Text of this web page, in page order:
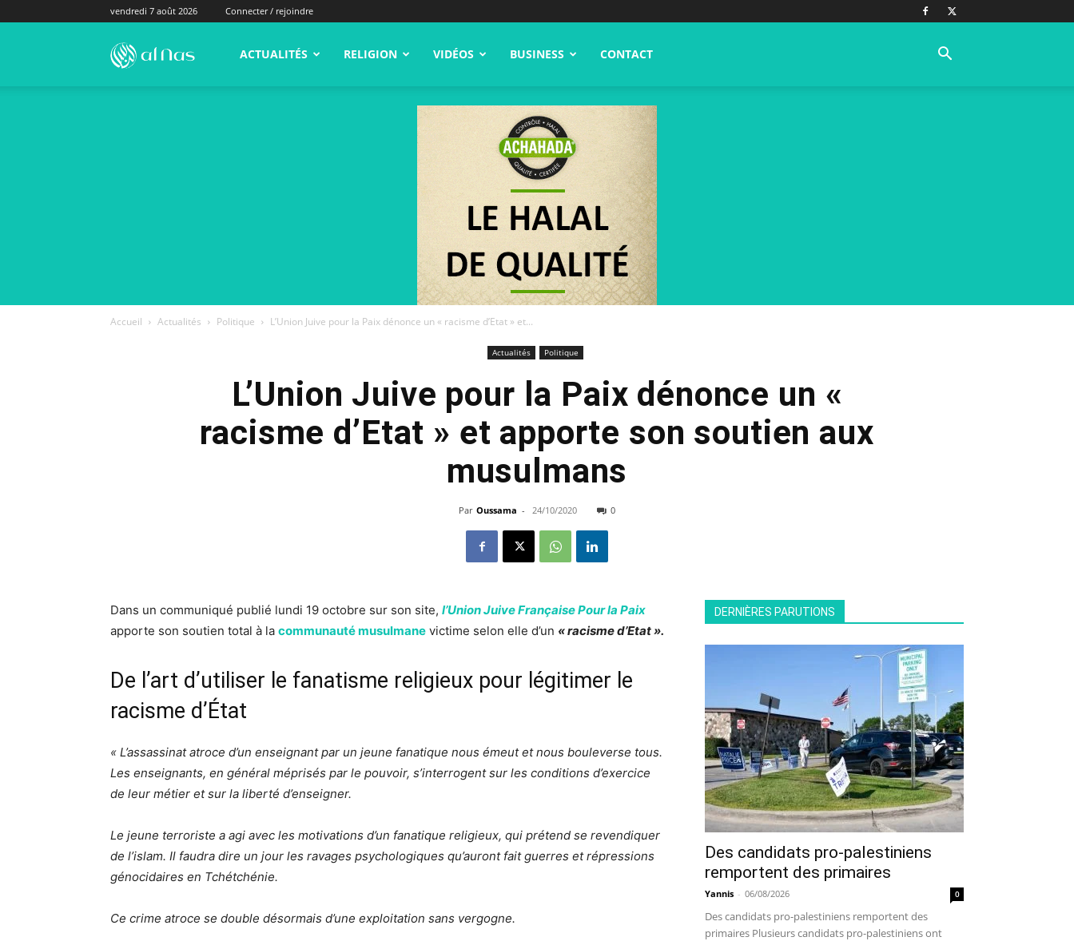
vendredi 7 août 2026 Connecter / rejoindre
alNas.fr ACTUALITÉS RELIGION VIDÉOS BUSINESS CONTACT
Accueil Actualités Politique L’Union Juive pour la Paix dénonce un « racisme d’Etat » et...
Actualités Politique
L’Union Juive pour la Paix dénonce un «
racisme d’Etat » et apporte son soutien aux
musulmans
Par Oussama - 24/10/2020 0
Dans un communiqué publié lundi 19 octobre sur son site, l’Union Juive Française Pour la Paix
apporte son soutien total à la communauté musulmane victime selon elle d’un « racisme d’Etat ».
De l’art d’utiliser le fanatisme religieux pour légitimer le
racisme d’État
« L’assassinat atroce d’un enseignant par un jeune fanatique nous émeut et nous bouleverse tous.
Les enseignants, en général méprisés par le pouvoir, s’interrogent sur les conditions d’exercice
de leur métier et sur la liberté d’enseigner.
Le jeune terroriste a agi avec les motivations d’un fanatique religieux, qui prétend se revendiquer
de l’islam. Il faudra dire un jour les ravages psychologiques qu’auront fait guerres et répressions
génocidaires en Tchétchénie.
Ce crime atroce se double désormais d’une exploitation sans vergogne.
DERNIÈRES PARUTIONS
Des candidats pro-palestiniens
remportent des primaires
Yannis - 06/08/2026 0
Des candidats pro-palestiniens remportent des
primaires Plusieurs candidats pro-palestiniens ont